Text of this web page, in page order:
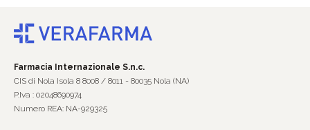
Farmacia Internazionale S.n.c.
CIS di Nola Isola 8 8008 / 8011 - 80035 Nola (NA)
P.Iva : 02048690974
Numero REA: NA-929325